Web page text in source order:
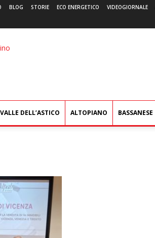
BLOG STORIE ECO ENERGETICO VIDEOGIORNALE
VALLE DELL’ASTICO ALTOPIANO BASSANESE